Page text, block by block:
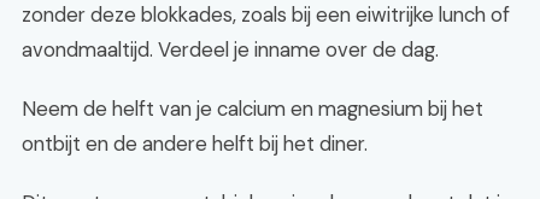
zonder deze blokkades, zoals bij een eiwitrijke lunch of
avondmaaltijd. Verdeel je inname over de dag.
Neem de helft van je calcium en magnesium bij het
ontbijt en de andere helft bij het diner.